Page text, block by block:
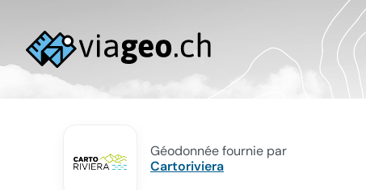
Géodonnée fournie par
Cartoriviera